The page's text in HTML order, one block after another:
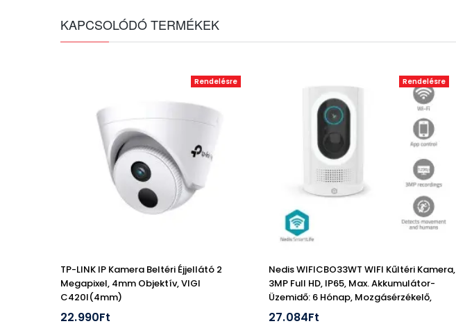
KAPCSOLÓDÓ TERMÉKEK
Rendelésre
TP-LINK IP Kamera Beltéri Éjjellátó 2
Megapixel, 4mm Objektív, VIGI
C420I(4mm)
22.990Ft
Rendelésre
Nedis WIFICBO33WT WIFI Kűltéri Kamera,
3MP Full HD, IP65, Max. Akkumulátor-
Üzemidő: 6 Hónap, Mozgásérzékelő,
Éjjellátó
27.084Ft